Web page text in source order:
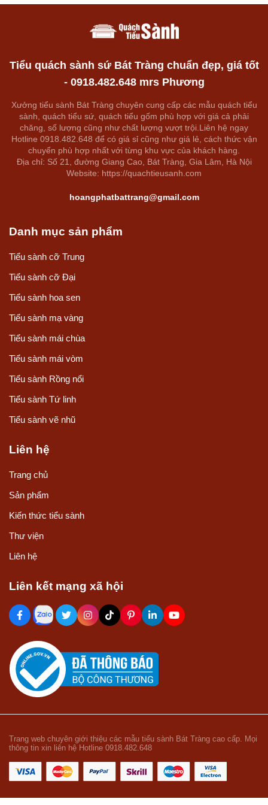
Tiểu quách sành sứ Bát Tràng chuẩn đẹp, giá tốt
- 0918.482.648 mrs Phương
Xưởng tiểu sành Bát Tràng chuyên cung cấp các mẫu quách tiểu
sành, quách tiểu sứ, quách tiểu gốm phù hợp với giá cả phải
chăng, số lượng cũng như chất lượng vượt trội.Liên hệ ngay
Hotline 0918.482.648 để có giá sỉ cũng như giá lẻ, cách thức vận
chuyển phù hợp nhất với từng khu vực của khách hàng.
Địa chỉ: Số 21, đường Giang Cao, Bát Tràng, Gia Lâm, Hà Nội
Website: https://quachtieusanh.com
hoangphatbattrang@gmail.com
Danh mục sản phẩm
Tiểu sành cỡ Trung
Tiểu sành cỡ Đại
Tiểu sành hoa sen
Tiểu sành mạ vàng
Tiểu sành mái chùa
Tiểu sành mái vòm
Tiểu sành Rồng nổi
Tiểu sành Tứ linh
Tiểu sành vẽ nhũ
Liên hệ
Trang chủ
Sản phẩm
Kiến thức tiểu sành
Thư viện
Liên hệ
Liên kết mạng xã hội
Trang web chuyên giới thiệu các mẫu tiểu sành Bát Tràng cao cấp. Mọi
thông tin xin liên hệ Hotline 0918.482.648